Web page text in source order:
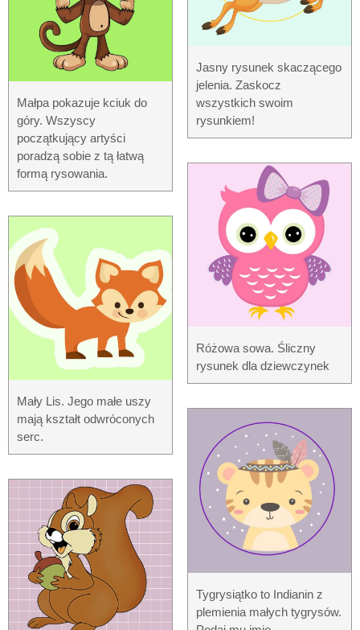
Małpa pokazuje kciuk do
góry. Wszyscy
początkujący artyści
poradzą sobie z tą łatwą
formą rysowania.
Mały Lis. Jego małe uszy
mają kształt odwróconych
serc.
Jasny rysunek skaczącego
jelenia. Zaskocz
wszystkich swoim
rysunkiem!
Różowa sowa. Śliczny
rysunek dla dziewczynek
Tygrysiątko to Indianin z
plemienia małych tygrysów.